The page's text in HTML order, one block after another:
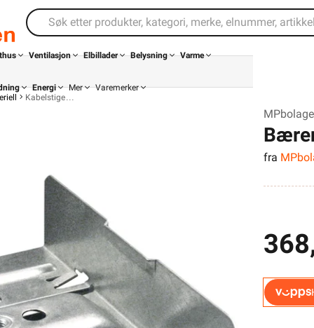
Din butikk
Kontakt
oss
Ventilasjon Elbillader Belysning Varme
Energi Mer
Varemerker
Kabelstige
fra